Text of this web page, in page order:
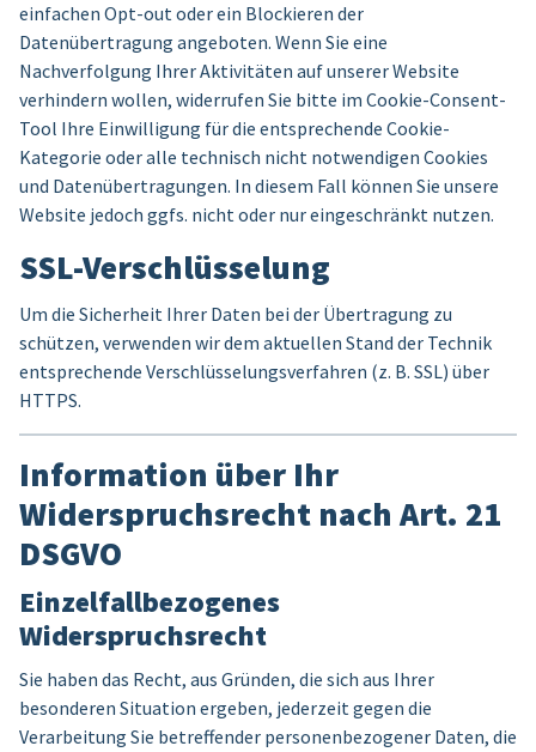
einfachen Opt-out oder ein Blockieren der
Datenübertragung angeboten. Wenn Sie eine
Nachverfolgung Ihrer Aktivitäten auf unserer Website
verhindern wollen, widerrufen Sie bitte im Cookie-Consent-
Tool Ihre Einwilligung für die entsprechende Cookie-
Kategorie oder alle technisch nicht notwendigen Cookies
und Datenübertragungen. In diesem Fall können Sie unsere
Website jedoch ggfs. nicht oder nur eingeschränkt nutzen.
SSL-Verschlüsselung
Um die Sicherheit Ihrer Daten bei der Übertragung zu
schützen, verwenden wir dem aktuellen Stand der Technik
entsprechende Verschlüsselungsverfahren (z. B. SSL) über
HTTPS.
Information über Ihr
Widerspruchsrecht nach Art. 21
DSGVO
Einzelfallbezogenes
Widerspruchsrecht
Sie haben das Recht, aus Gründen, die sich aus Ihrer
besonderen Situation ergeben, jederzeit gegen die
Verarbeitung Sie betreffender personenbezogener Daten, die